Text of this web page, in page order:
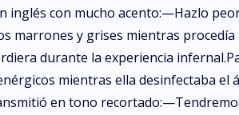
inglés con mucho acento:—Hazlo
marrones y grises mientras
durante la experiencia
mientras ella desinfectaba el
en tono